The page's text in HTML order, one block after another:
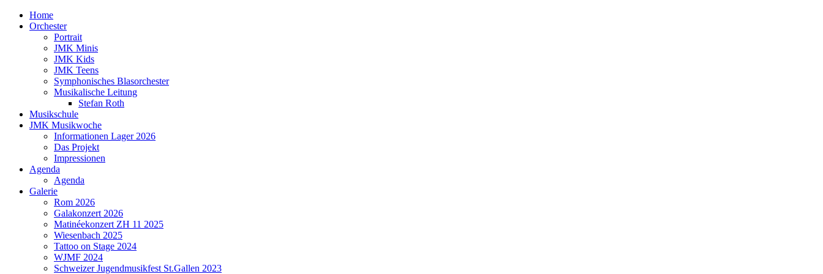
Home
Orchester
Portrait
JMK Minis
JMK Kids
JMK Teens
Symphonisches Blasorchester
Musikalische Leitung
Stefan Roth
Musikschule
JMK Musikwoche
Informationen Lager 2026
Das Projekt
Impressionen
Agenda
Agenda
Galerie
Rom 2026
Galakonzert 2026
Matinéekonzert ZH 11 2025
Wiesenbach 2025
Tattoo on Stage 2024
WJMF 2024
Schweizer Jugendmusikfest St.Gallen 2023